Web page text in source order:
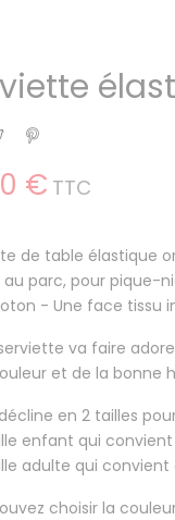
Tweet
€ TTC
de table élastique
au parc, pour pique-
- Une face tissu
va faire
et de la bonne
en 2 tailles
enfant qui
adulte qui convient
choisir la